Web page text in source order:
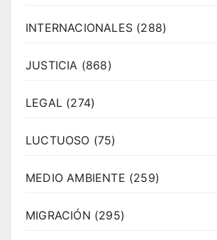
INTERNACIONALES (288)
JUSTICIA (868)
LEGAL (274)
LUCTUOSO (75)
MEDIO AMBIENTE (259)
MIGRACIÓN (295)